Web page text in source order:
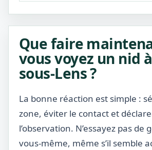
Que faire
vous voyez un nid
sous-Lens ?
La bonne réaction est simple :
zone, éviter le contact et
l’observation. N’essayez pas de
vous-même, même s’il semble